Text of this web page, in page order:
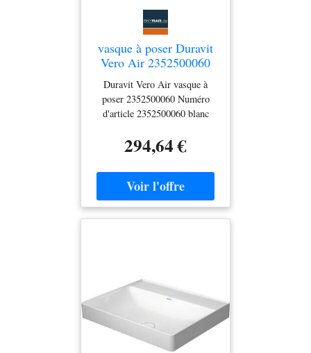
vasque à poser Duravit
Vero Air 2352500060
arrière vitrée, sans trou
pour robinet
Duravit Vero Air vasque à
poser 2352500060 Numéro
d'article 2352500060 blanc
trop-plein Paroi arrière vitrée
sol Fixation incluse
294,64 €